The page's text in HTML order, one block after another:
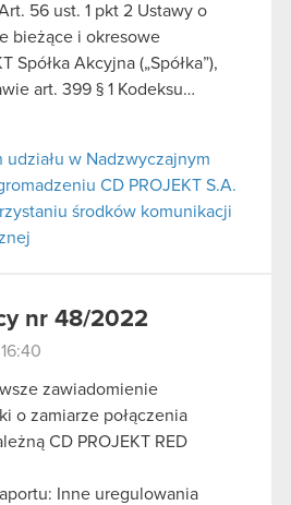
56 ust. 1 pkt 2 Ustawy o
bieżące i okresowe
Spółka Akcyjna („Spółka”),
art. 399 § 1 Kodeksu…
udziału w Nadzwyczajnym
CD PROJEKT S.A.
środków komunikacji
nr 48/2022
zawiadomienie
o zamiarze połączenia
CD PROJEKT RED
Inne uregulowania